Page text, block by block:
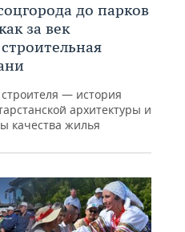
до парков
за век
— история
архитектуры и
качества жилья